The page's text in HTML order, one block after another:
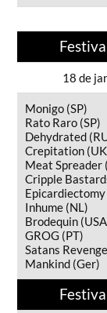
18 de
Monigo (SP)
Rato Raro (SP)
Dehydrated
Crepitation
Meat Spreader
Cripple
Epicardiectomy
Inhume (NL)
Brodequin
GROG (PT)
Satans
Mankind (Ger)